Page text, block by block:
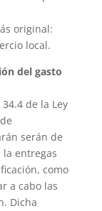
original:
local.
del gasto
de la Ley
serán de
entregas
como
a cabo las
Dicha